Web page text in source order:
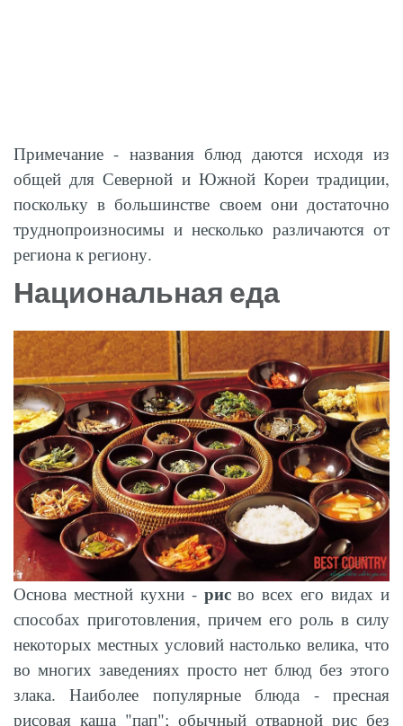
Примечание - названия блюд даются исходя из
общей для Северной и Южной Кореи традиции,
поскольку в большинстве своем они достаточно
труднопроизносимы и несколько различаются от
региона к региону.
Национальная еда
Основа местной кухни - рисво всех его видах и
способах приготовления, причем его роль в силу
некоторых местных условий настолько велика, что
во многих заведениях просто нет блюд без этого
злака. Наиболее популярные блюда - пресная
рисовая каша "пап"; обычный отварной рис без